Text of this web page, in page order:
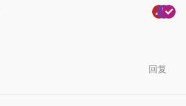
回复